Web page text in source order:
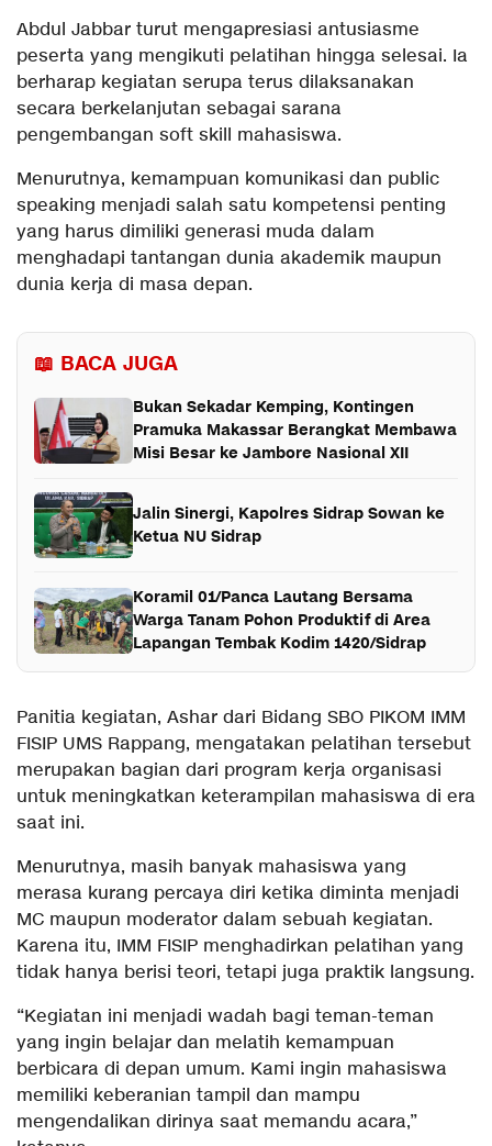
Abdul Jabbar turut mengapresiasi antusiasme
peserta yang mengikuti pelatihan hingga selesai. Ia
berharap kegiatan serupa terus dilaksanakan
secara berkelanjutan sebagai sarana
pengembangan soft skill mahasiswa.
Menurutnya, kemampuan komunikasi dan public
speaking menjadi salah satu kompetensi penting
yang harus dimiliki generasi muda dalam
menghadapi tantangan dunia akademik maupun
dunia kerja di masa depan.
📖 BACA JUGA
Bukan Sekadar Kemping, Kontingen
Pramuka Makassar Berangkat Membawa
Misi Besar ke Jambore Nasional XII
Jalin Sinergi, Kapolres Sidrap Sowan ke
Ketua NU Sidrap
Koramil 01/Panca Lautang Bersama
Warga Tanam Pohon Produktif di Area
Lapangan Tembak Kodim 1420/Sidrap
Panitia kegiatan, Ashar dari Bidang SBO PIKOM IMM
FISIP UMS Rappang, mengatakan pelatihan tersebut
merupakan bagian dari program kerja organisasi
untuk meningkatkan keterampilan mahasiswa di era
saat ini.
Menurutnya, masih banyak mahasiswa yang
merasa kurang percaya diri ketika diminta menjadi
MC maupun moderator dalam sebuah kegiatan.
Karena itu, IMM FISIP menghadirkan pelatihan yang
tidak hanya berisi teori, tetapi juga praktik langsung.
“Kegiatan ini menjadi wadah bagi teman-teman
yang ingin belajar dan melatih kemampuan
berbicara di depan umum. Kami ingin mahasiswa
memiliki keberanian tampil dan mampu
mengendalikan dirinya saat memandu acara,”